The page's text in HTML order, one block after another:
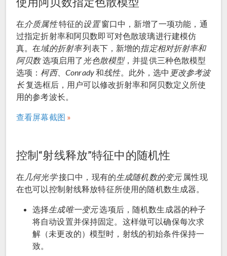
在介质属性特征的设置窗口中，新增了一项功能，通
过指定折射率和阿贝数即可对色散玻璃进行建模仿
真。在域的折射率列表下，新增的指定相对折射率和
阿贝数选项启用了 光色散模型，并提供三种色散模型
选项：柯西、 Conrady和线性。此外，选中 更改参考波
长复选框后，用户可以修改折射率和阿贝数定义所使
用的参考波长。
查看屏幕截图
控制“射线释放”特征中的随机性
在 几何光学接口中，现有的生成随机数的变元属性现
在也可以控制射线释放特征所使用的随机数生成器。
选择生成唯一变元选项后，随机数生成器的种子
将自动设置并保持固定。这样做可以确保每次求
解（未更改的）模型时，射线的初始条件保持一
致。